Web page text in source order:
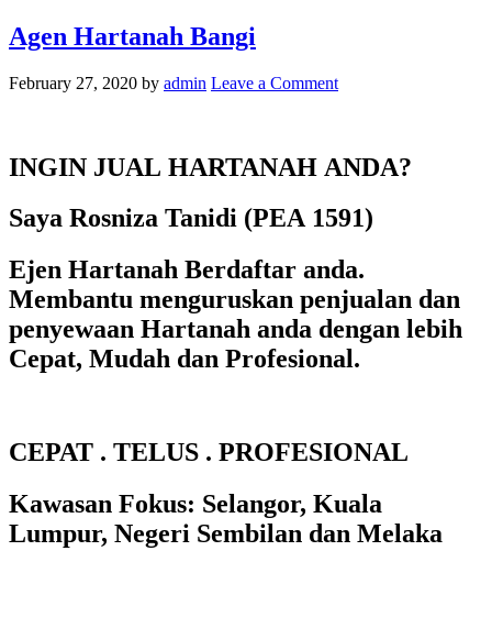
Agen Hartanah Bangi
February 27, 2020 by admin Leave a Comment
INGIN JUAL HARTANAH ANDA?
Saya Rosniza Tanidi (PEA 1591)
Ejen Hartanah Berdaftar anda.
Membantu menguruskan penjualan dan
penyewaan Hartanah anda dengan lebih
Cepat, Mudah dan Profesional.
CEPAT . TELUS . PROFESIONAL
Kawasan Fokus: Selangor, Kuala
Lumpur, Negeri Sembilan dan Melaka